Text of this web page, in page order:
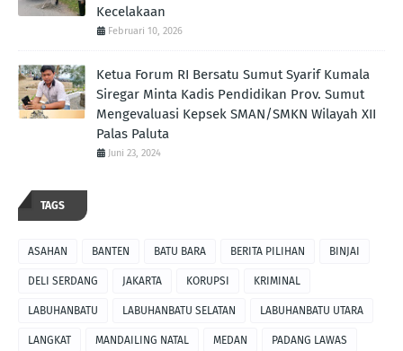
Kecelakaan
Februari 10, 2026
Ketua Forum RI Bersatu Sumut Syarif Kumala
Siregar Minta Kadis Pendidikan Prov. Sumut
Mengevaluasi Kepsek SMAN/SMKN Wilayah XII
Palas Paluta
Juni 23, 2024
TAGS
ASAHAN BANTEN BATU BARA BERITA PILIHAN BINJAI
DELI SERDANG JAKARTA KORUPSI KRIMINAL
LABUHANBATU LABUHANBATU SELATAN LABUHANBATU UTARA
LANGKAT MANDAILING NATAL MEDAN PADANG LAWAS